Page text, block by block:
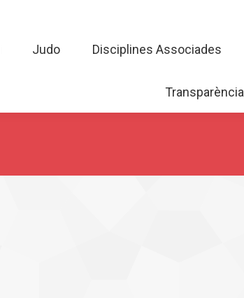
Judo Disciplines Associades
Transparència